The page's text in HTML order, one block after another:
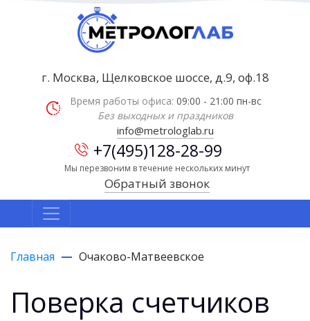
г. Москва, Щелковское шоссе, д.9, оф.18
Время работы офиса: 09:00 - 21:00 пн-вс
Без выходных и праздников
info@metrologlab.ru
+7(495)128-28-99
Мы перезвоним в течение нескольких минут
Обратный звонок
Главная Очаково-Матвеевское
Поверка счетчиков